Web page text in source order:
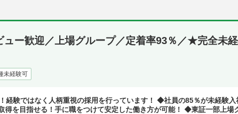
ュー歓迎／上場グループ／定着率93％／★完全未
未経験可
経験ではなく人柄重視の採用を行っています！ ◆社員の85％が未経験
得を目指せる！手に職をつけて安定した働き方が可能！ ◆東証一部上場